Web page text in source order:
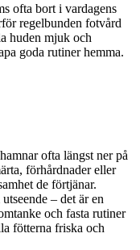
ofta bort i vardagens
regelbunden fotvård
huden mjuk och
goda rutiner hemma.
ofta längst ner på
förhårdnader eller
de förtjänar.
– det är en
och fasta rutiner
fötterna friska och